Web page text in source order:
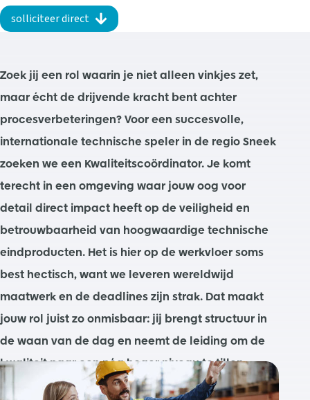
solliciteer direct
Zoek jij een rol waarin je niet alleen vinkjes zet,
maar écht de drijvende kracht bent achter
procesverbeteringen? Voor een succesvolle,
internationale technische speler in de regio Sneek
zoeken we een Kwaliteitscoördinator. Je komt
terecht in een omgeving waar jouw oog voor
detail direct impact heeft op de veiligheid en
betrouwbaarheid van hoogwaardige technische
eindproducten. Het is hier op de werkvloer soms
best hectisch, want we leveren wereldwijd
maatwerk en de deadlines zijn strak. Dat maakt
jouw rol juist zo onmisbaar: jij brengt structuur in
de waan van de dag en neemt de leiding om de
kwaliteit naar een nóg hoger niveau te tillen.